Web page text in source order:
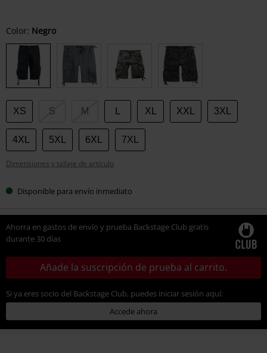
Elige
tu
talla
Color: Negro
XS S M XL XXL 3XL
4XL 5XL 6XL 7XL
Dimensiones y tallaje de artículo
Disponible para envío inmediato
Ahorra en gastos de envío y prueba Backstage Club gratis
durante 30 días
Añade la suscripción de prueba al carrito.
Si ya eres socio del Backstage Club, puedes iniciar sesión aquí:
Accede ahora